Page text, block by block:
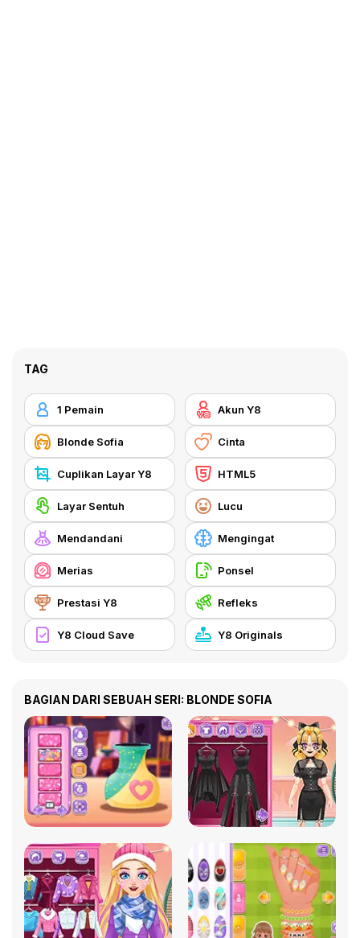
TAG
1 Pemain Akun Y8
Blonde Sofia Cinta
Cuplikan Layar Y8 HTML5
Layar Sentuh Lucu
Mendandani Mengingat
Merias Ponsel
Prestasi Y8 Refleks
Y8 Cloud Save Y8 Originals
BAGIAN DARI SEBUAH SERI: BLONDE SOFIA